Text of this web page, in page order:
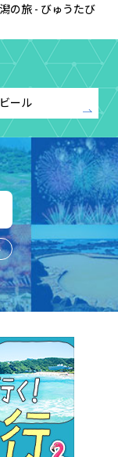
の旅 - びゅうたび
ビール